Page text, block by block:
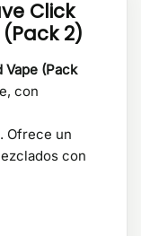
Click
2)
Vape (Pack
con
Ofrece un
con